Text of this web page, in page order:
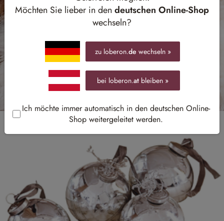
Möchten Sie lieber in den deutschen Online-Shop
wechseln?
zu loberon.de wechseln »
bei loberon.at bleiben »
Ich möchte immer automatisch in den deutschen Online-
Shop weitergeleitet werden.